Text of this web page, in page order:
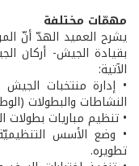
مهمّات مختلفة
يشرح العميد الهدّ أنّ
بقيادة الجيش- أركان
الآتية:
• إدارة منتخبات الجيش
النشاطات والبطولات
• تنظيم مباريات
• وضع الأسس
تطويره.